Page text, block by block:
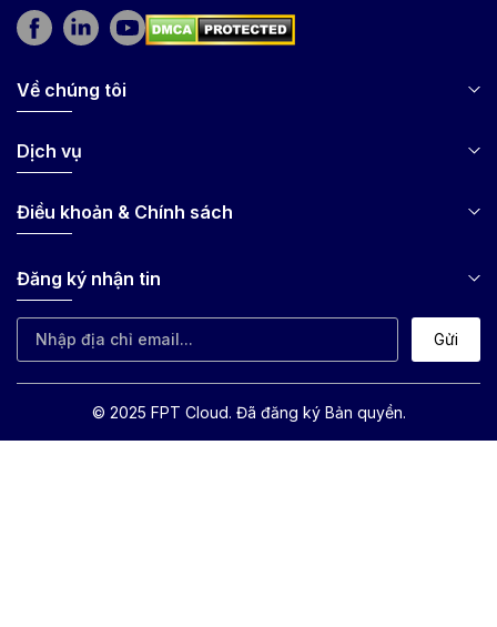
Về chúng tôi
Dịch vụ
Điều khoản & Chính sách
Đăng ký nhận tin
Gửi
© 2025 FPT Cloud. Đã đăng ký Bản quyền.